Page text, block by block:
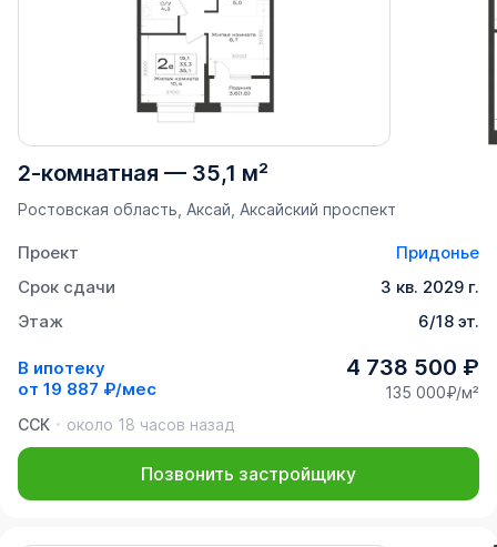
2-комнатная — 35,1 м²
Ростовская область, Аксай, Аксайский проспект
Проект
Придонье
Срок сдачи
3 кв. 2029 г.
Этаж
6/18 эт.
В ипотеку
от 19 887 ₽/мес
4 738 500 ₽
135 000₽/м²
ССК
около 18 часов назад
Позвонить застройщику